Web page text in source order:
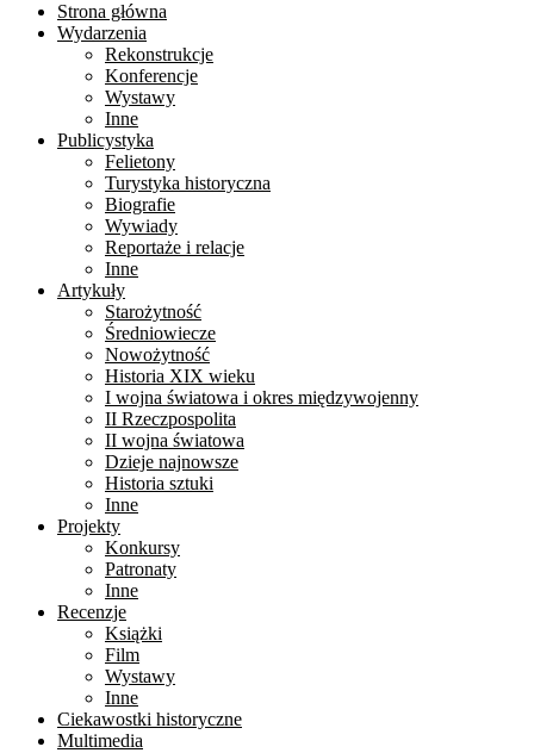
Strona główna
Wydarzenia
Rekonstrukcje
Konferencje
Wystawy
Inne
Publicystyka
Felietony
Turystyka historyczna
Biografie
Wywiady
Reportaże i relacje
Inne
Artykuły
Starożytność
Średniowiecze
Nowożytność
Historia XIX wieku
I wojna światowa i okres międzywojenny
II Rzeczpospolita
II wojna światowa
Dzieje najnowsze
Historia sztuki
Inne
Projekty
Konkursy
Patronaty
Inne
Recenzje
Książki
Film
Wystawy
Inne
Ciekawostki historyczne
Multimedia